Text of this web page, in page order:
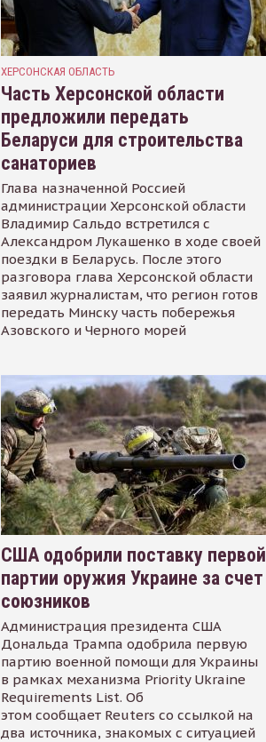
ХЕРСОНСКАЯ ОБЛАСТЬ
Часть Херсонской области
предложили передать
Беларуси для строительства
санаториев
Глава назначенной Россией
администрации Херсонской области
Владимир Сальдо встретился с
Александром Лукашенко в ходе своей
поездки в Беларусь. После этого
разговора глава Херсонской области
заявил журналистам, что регион готов
передать Минску часть побережья
Азовского и Черного морей
США одобрили поставку первой
партии оружия Украине за счет
союзников
Администрация президента США
Дональда Трампа одобрила первую
партию военной помощи для Украины
в рамках механизма Priority Ukraine
Requirements List. Об
этом сообщает Reuters со ссылкой на
два источника, знакомых с ситуацией